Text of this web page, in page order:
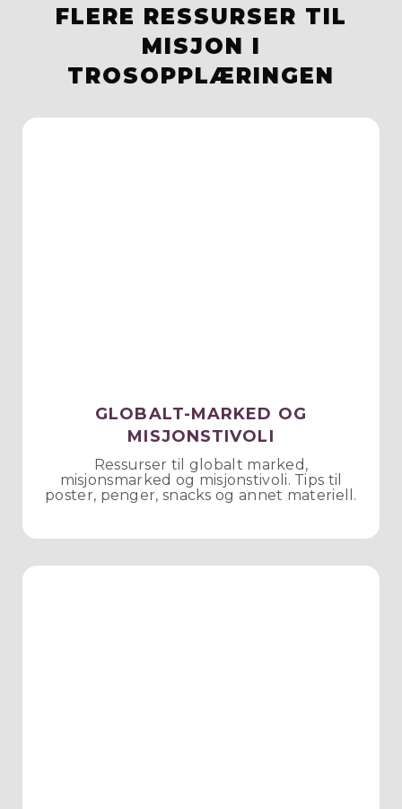
FLERE RESSURSER TIL
MISJON I
TROSOPPLÆRINGEN
GLOBALT-MARKED OG
MISJONSTIVOLI
Ressurser til globalt marked,
misjonsmarked og misjonstivoli. Tips til
poster, penger, snacks og annet materiell.